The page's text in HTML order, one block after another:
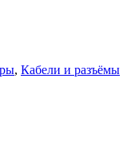
, Кабели и разъёмы